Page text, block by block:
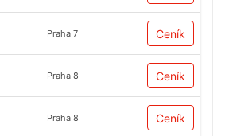
Praha 7 Ceník
Praha 8 Ceník
Praha 8 Ceník